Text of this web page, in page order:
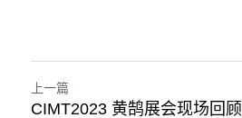
上一篇
CIMT2023 黄鹄展会现场回顾